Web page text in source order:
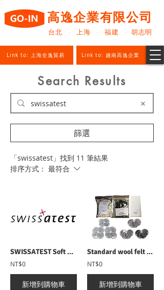
Link to: 上海全逸貿易
高逸企業有限公司
Link to: 越南高逸企業
台北 · 上海 · 福建 · 胡志明
Search Results
篩選
「swissatest」找到 11 筆結果
排序方式： 最符合
SWISSATEST Soft PVC sheet SWISSATEST PVC膜(受色膜)
NT$0
新增到購物車
Standard wool felt SWISSATEST 羊毛氈塊
NT$0
新增到購物車